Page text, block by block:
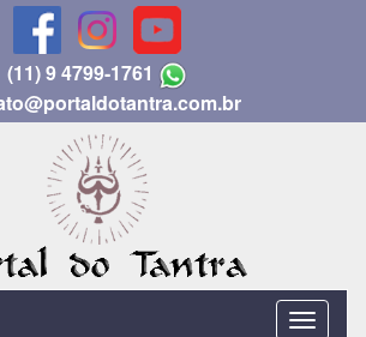
(11) 9 4799-1761